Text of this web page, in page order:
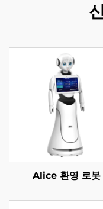
Alice 환영 로봇